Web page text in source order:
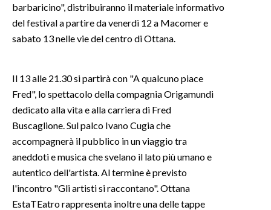
3 MINUTI CON
INFO AZIENDE
ABBONATI
PUBBLICITÀ
SPIAGGE
STORE
barbaricino", distribuiranno il materiale informativo
del festival a partire da venerdì 12 a Macomer e
sabato 13 nelle vie del centro di Ottana.
Il 13 alle 21.30 si partirà con "A qualcuno piace
Fred", lo spettacolo della compagnia Origamundi
dedicato alla vita e alla carriera di Fred
Buscaglione. Sul palco Ivano Cugia che
accompagnerà il pubblico in un viaggio tra
aneddoti e musica che svelano il lato più umano e
autentico dell'artista. Al termine è previsto
l'incontro "Gli artisti si raccontano". Ottana
EstaTEatro rappresenta inoltre una delle tappe